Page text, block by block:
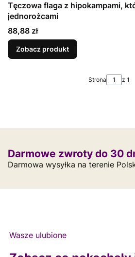
Tęczowa flaga z hipokampami,
jednorożcami
Cena
88,88 zł
Zobacz produkt
Strona z 1
Darmowe zwroty do 30
Darmowa wysyłka na terenie
Wasze ulubione